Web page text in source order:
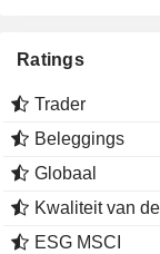
Ratings
Trader
Beleggings
Globaal
Kwaliteit van
ESG MSCI